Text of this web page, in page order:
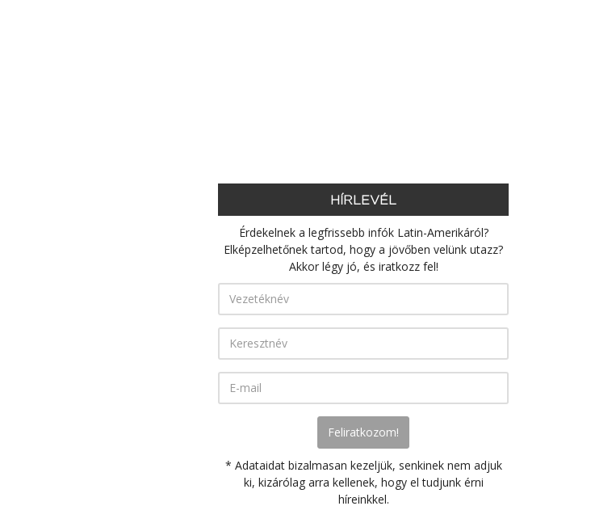
HÍRLEVÉL
Érdekelnek a legfrissebb infók Latin-Amerikáról?
Elképzelhetőnek tartod, hogy a jövőben velünk utazz?
Akkor légy jó, és iratkozz fel!
* Adataidat bizalmasan kezeljük, senkinek nem adjuk
ki, kizárólag arra kellenek, hogy el tudjunk érni
híreinkkel.